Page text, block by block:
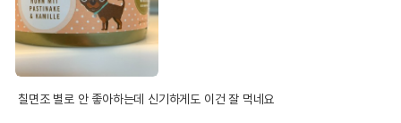
칠면조 별로 안 좋아하는데 신기하게도 이건 잘 먹네요